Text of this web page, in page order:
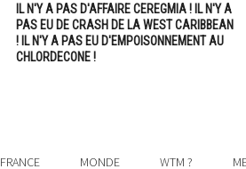
IL N'Y A PAS D'AFFAIRE CEREGMIA ! IL N'Y A
PAS EU DE CRASH DE LA WEST CARIBBEAN
! IL N'Y A PAS EU D'EMPOISONNEMENT AU
CHLORDECONE !
FRANCE MONDE WTM ?